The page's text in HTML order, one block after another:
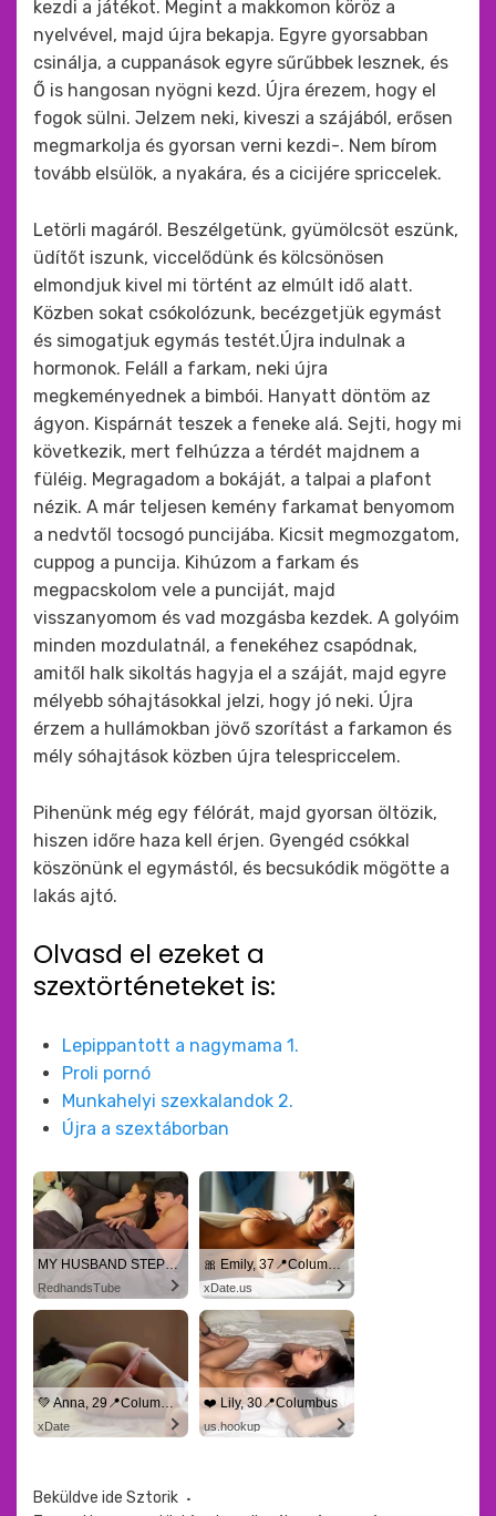
kezdi a játékot. Megint a makkomon köröz a
nyelvével, majd újra bekapja. Egyre gyorsabban
csinálja, a cuppanások egyre sűrűbbek lesznek, és
Ő is hangosan nyögni kezd. Újra érezem, hogy el
fogok sülni. Jelzem neki, kiveszi a szájából, erősen
megmarkolja és gyorsan verni kezdi-. Nem bírom
tovább elsülök, a nyakára, és a cicijére spriccelek.
Letörli magáról. Beszélgetünk, gyümölcsöt eszünk,
üdítőt iszunk, viccelődünk és kölcsönösen
elmondjuk kivel mi történt az elmúlt idő alatt.
Közben sokat csókolózunk, becézgetjük egymást
és simogatjuk egymás testét.Újra indulnak a
hormonok. Feláll a farkam, neki újra
megkeményednek a bimbói. Hanyatt döntöm az
ágyon. Kispárnát teszek a feneke alá. Sejti, hogy mi
következik, mert felhúzza a térdét majdnem a
füléig. Megragadom a bokáját, a talpai a plafont
nézik. A már teljesen kemény farkamat benyomom
a nedvtől tocsogó puncijába. Kicsit megmozgatom,
cuppog a puncija. Kihúzom a farkam és
megpacskolom vele a punciját, majd
visszanyomom és vad mozgásba kezdek. A golyóim
minden mozdulatnál, a fenekéhez csapódnak,
amitől halk sikoltás hagyja el a száját, majd egyre
mélyebb sóhajtásokkal jelzi, hogy jó neki. Újra
érzem a hullámokban jövő szorítást a farkamon és
mély sóhajtások közben újra telespriccelem.
Pihenünk még egy félórát, majd gyorsan öltözik,
hiszen időre haza kell érjen. Gyengéd csókkal
köszönünk el egymástól, és becsukódik mögötte a
lakás ajtó.
Olvasd el ezeket a
szextörténeteket is:
Lepippantott a nagymama 1.
Proli pornó
Munkahelyi szexkalandok 2.
Újra a szextáborban
MY HUSBAND STEPSON MISTAKENLY GIVES ME IN THE ASS
RedhandsTube
🎀 Emily, 37📍Columbus
xDate.us
💚 Anna, 29📍Columbus
xDate
❤️ Lily, 30📍Columbus
us.hookup
Beküldve ide Sztorik